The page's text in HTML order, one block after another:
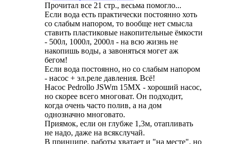
Прочитал все 21 стр., весьма помогло...
Если вода есть практически постоянно хоть
со слабым напором, то вообще нет смысла
ставить пластиковые накопительные ёмкости
- 500л, 1000л, 2000л - на всю жизнь не
накопишь воды, а завоняться могет аж
бегом!
Если вода постоянно, но со слабым напором
- насос + эл.реле давления. Всё!
Насос Pedrollo JSWm 15MX - хороший насос,
но скорее всего многоват. Он подходит,
когда очень часто полив, а на дом
однозначно многовато.
Приямок, если он глубже 1,3м, отапливать
не надо, даже на всякслучай.
В принципе, работы хватает и "на месте", но